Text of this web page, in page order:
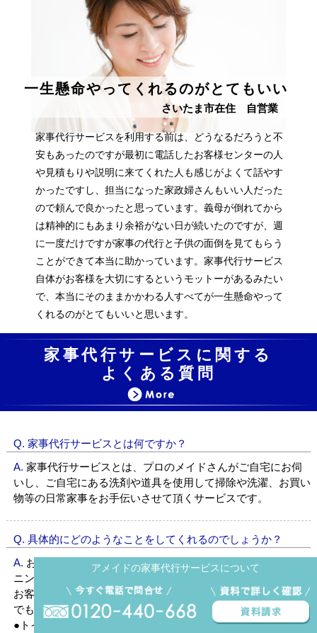
アメイドの家事代行サービスについて
一生懸命やってくれるのがとてもいい
さいたま市在住 自営業
家事代行サービスを利用する前は、どうなるだろうと不
安もあったのですが最初に電話したお客様センターの人
や見積もりや説明に来てくれた人も感じがよくて話やす
かったですし、担当になった家政婦さんもいい人だった
ので頼んで良かったと思っています。義母が倒れてから
は精神的にもあまり余裕がない日が続いたのですが、週
に一度だけですが家事の代行と子供の面倒を見てもらう
ことができて本当に助かっています。家事代行サービス
自体がお客様を大切にするというモットーがあるみたい
で、本当にそのままかかわる人すべてが一生懸命やって
くれるのがとてもいいと思います。
家事代行サービスに関する
よくある質問
Q. 家事代行サービスとは何ですか？
A. 家事代行サービスとは、プロのメイドさんがご自宅にお伺
いし、ご自宅にある洗剤や道具を使用して掃除や洗濯、お買い
物等の日常家事をお手伝いさせて頂くサービスです。
Q. 具体的にどのようなことをしてくれるのでしょうか？
A. お掃除・洗濯・お買物・アイロンがけ・布団干し・クリー
ニングの引渡し、靴磨き、 愛犬の散歩など
お客様のご希望の日常家事を時間内で代行します。お掃除だけ
でも結構です。
●トイレ＋お風呂+キッチン＋お買物